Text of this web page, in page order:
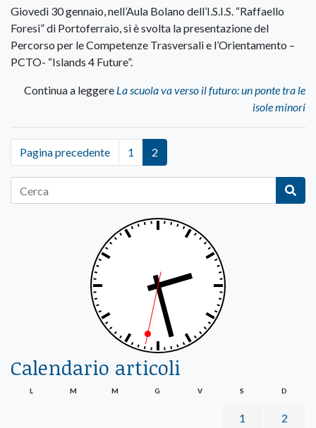
Giovedì 30 gennaio, nell’Aula Bolano dell’I.S.I.S. “Raffaello
Foresi” di Portoferraio, si è svolta la presentazione del
Percorso per le Competenze Trasversali e l’Orientamento –
PCTO- “Islands 4 Future”.
Continua a leggere La scuola va verso il futuro: un ponte tra le
isole minori
Pagina precedente 1 2
Calendario articoli
L M M G V S D
1 2